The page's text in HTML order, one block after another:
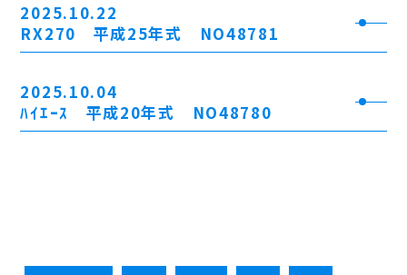
2025.10.22
RX270 平成25年式 NO48781
2025.10.04
ﾊｲｴｰｽ 平成20年式 NO48780